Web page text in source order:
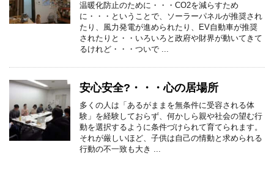
温暖化防止のために・・・CO2を減らすため
に・・・ということで、ソーラーパネルが推奨され
たり、風力発電が進められたり、EV自動車が推奨
されたりと・・いろいろと政府や財界が動いてきて
るけれど・・・ついで ...
安心安全?・・・心の居場所
多くの人は「あるがままを無条件に受容される体
験」を経験しておらず、何かしら親や社会の望む行
動を選択するように条件づけられて育てられます。
それが厳しいほど、子供は自己の情動と求められる
行動の不一致も大き ...